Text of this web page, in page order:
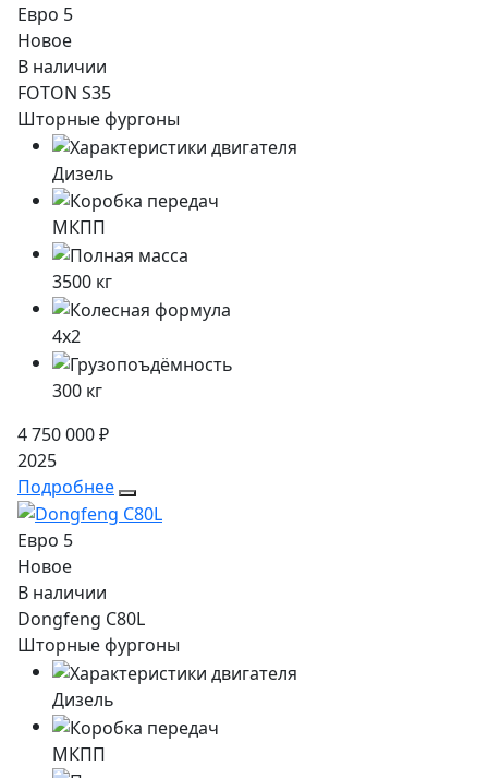
Евро 5
Новое
В наличии
FOTON S35
Шторные фургоны
Дизель
МКПП
3500 кг
4x2
300 кг
4 750 000 ₽
2025
Подробнее
Евро 5
Новое
В наличии
Dongfeng C80L
Шторные фургоны
Дизель
МКПП